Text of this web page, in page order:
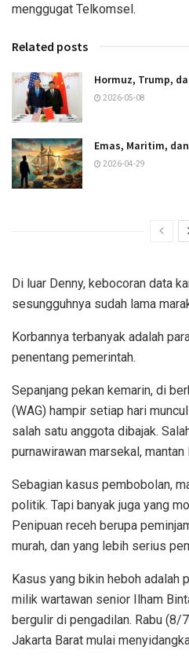
menggugat Telkomsel.
Related posts
Hormuz, Trump,
2026-05-08
Emas, Maritim,
2026-04-29
Di luar Denny, kebocoran data
sesungguhnya sudah lama
Korbannya terbanyak adalah
penentang pemerintah.
Sepanjang pekan kemarin, di
(WAG) hampir setiap hari
salah satu anggota dibajak.
purnawirawan marsekal, mantan
Sebagian kasus pembobolan,
politik. Tapi banyak juga yang
Penipuan receh berupa
murah, dan yang lebih serius
Kasus yang bikin heboh adalah
milik wartawan senior Ilham
bergulir di pengadilan. Rabu (8/
Jakarta Barat mulai